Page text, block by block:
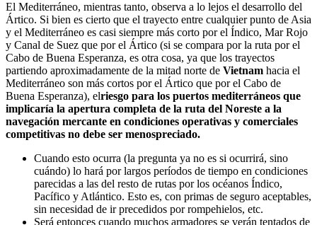
El Mediterráneo, mientras tanto, observa a lo lejos el desarrollo del
Ártico. Si bien es cierto que el trayecto entre cualquier punto de Asia
y el Mediterráneo es casi siempre más corto por el Índico, Mar Rojo
y Canal de Suez que por el Ártico (si se compara por la ruta por el
Cabo de Buena Esperanza, es otra cosa, ya que los trayectos
partiendo aproximadamente de la mitad norte de Vietnam hacia el
Mediterráneo son más cortos por el Ártico que por el Cabo de
Buena Esperanza), elriesgo para los puertos mediterráneos que
implicaría la apertura completa de la ruta del Noreste a la
navegación mercante en condiciones operativas y comerciales
competitivas no debe ser menospreciado.
Cuando esto ocurra (la pregunta ya no es si ocurrirá, sino
cuándo) lo hará por largos períodos de tiempo en condiciones
parecidas a las del resto de rutas por los océanos Índico,
Pacífico y Atlántico. Esto es, con primas de seguro aceptables,
sin necesidad de ir precedidos por rompehielos, etc.
Será entonces cuando muchos armadores se verán tentados de